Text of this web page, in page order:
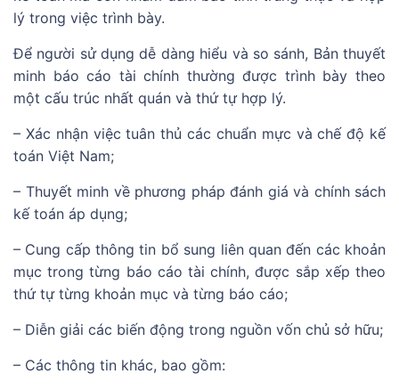
lý trong việc trình bày.
Để người sử dụng dễ dàng hiểu và so sánh, Bản thuyết
minh báo cáo tài chính thường được trình bày theo
một cấu trúc nhất quán và thứ tự hợp lý.
– Xác nhận việc tuân thủ các chuẩn mực và chế độ kế
toán Việt Nam;
– Thuyết minh về phương pháp đánh giá và chính sách
kế toán áp dụng;
– Cung cấp thông tin bổ sung liên quan đến các khoản
mục trong từng báo cáo tài chính, được sắp xếp theo
thứ tự từng khoản mục và từng báo cáo;
– Diễn giải các biến động trong nguồn vốn chủ sở hữu;
– Các thông tin khác, bao gồm: